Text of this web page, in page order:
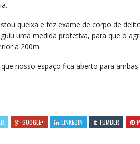
queixa e fez exame de corpo de
uma medida protetiva, para que o
a 200m.
nosso espaço fica aberto para
GOOGLE+ LINKEDIN TUMBLR